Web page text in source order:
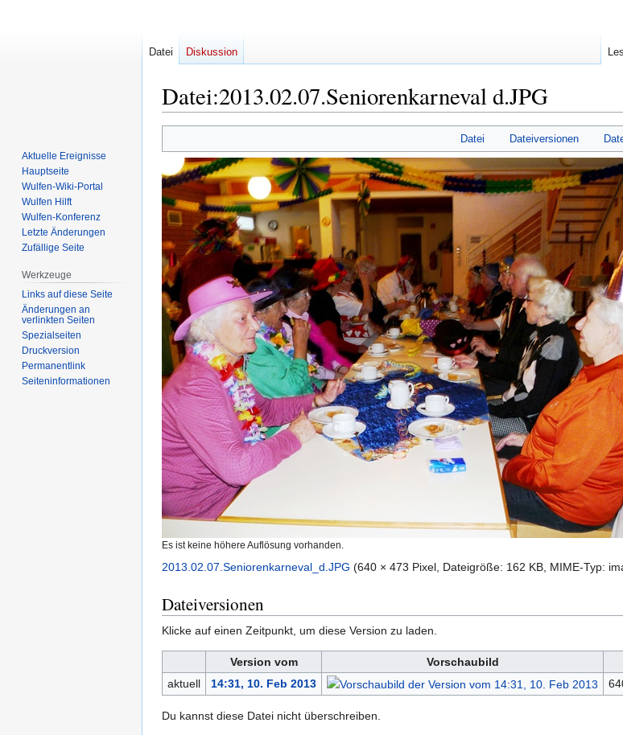
Datei:2013.02.07.Seniorenkarneval d.JPG
Navigation
springen
Suche
springen
Datei Dateiversionen
Es ist keine höhere Auflösung vorhanden.
2013.02.07.Seniorenkarneval_d.JPG (640 × 473 Pixel, Dateigröße: 162 KB, MIME-Typ:
Dateiversionen
Klicke auf einen Zeitpunkt, um diese Version zu laden.
Version vom Vorschaubild
aktuell
14:31, 10. Feb 2013
Du kannst diese Datei nicht überschreiben.
Datei Diskussion
Aktuelle Ereignisse
Hauptseite
Wulfen-Wiki-Portal
Wulfen Hilft
Wulfen-Konferenz
Letzte Änderungen
Zufällige Seite
Werkzeuge
Links auf diese Seite
Änderungen an
verlinkten Seiten
Spezialseiten
Druckversion
Permanentlink
Seiten­­informationen